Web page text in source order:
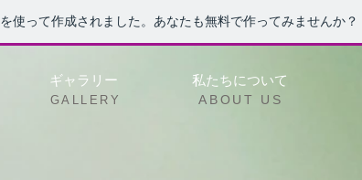
を使って作成されました。あなたも無料で作ってみませんか？
ギャラリー 私たちについて
GALLERY ABOUT US